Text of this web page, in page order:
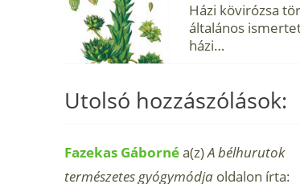
Házi kövirózsa
általános
házi…
Utolsó hozzászólások:
Fazekas Gábornéa(z)A bélhurutok
természetes gyógymódja oldalon írta: